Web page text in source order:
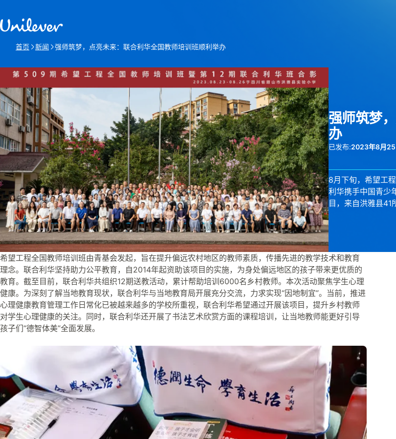
首页 新闻当前页:
强师筑梦，点亮未来：联合利华全国教师培训班顺利举办
强师筑梦
办
已发布:2023年8月25
8月下旬，希望工
利华携手中国青少
目，来自洪雅县41
希望工程全国教师培训班由青基会发起，旨在提升偏远农村地区的教师素质，传播先进的教学技术和教育
理念。联合利华坚持助力公平教育，自2014年起资助该项目的实施，为身处偏远地区的孩子带来更优质的
教育。截至目前，联合利华共组织12期送教活动，累计帮助培训6000名乡村教师。本次活动聚焦学生心理
健康。为深刻了解当地教育现状，联合利华与当地教育局开展充分交流，力求实现“因地制宜”。当前，推进
心理健康教育管理工作日常化已被越来越多的学校所重视，联合利华希望通过开展该项目，提升乡村教师
对学生心理健康的关注。同时，联合利华还开展了书法艺术欣赏方面的课程培训，让当地教师能更好引导
孩子们“德智体美”全面发展。